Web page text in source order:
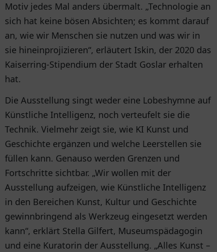
Motiv jedes Mal anders übermalt. „Technologie an
sich hat keine bösen Absichten; es kommt darauf
an, wie wir Menschen sie nutzen und was wir in
sie hineinprojizieren“, erläutert Iskin, der 2020 das
Kaiserring-Stipendium der Stadt Goslar erhalten
hat.
Die Ausstellung singt weder eine Lobeshymne auf
Künstliche Intelligenz, noch verteufelt sie die
Technik. Vielmehr zeigt sie, wie KI Kunst und
Geschichte ergänzen und welche Leerstellen sie
füllen kann. Genauso werden Grenzen und
Fortschritte sichtbar. „Wir wollen mit der
Ausstellung aufzeigen, wie Künstliche Intelligenz
in den Bereichen Kunst, Kultur und Geschichte
gewinnbringend als Werkzeug eingesetzt werden
kann“, erklärt Stella Gilfert, Museumspädagogin
und eine Kuratorin der Ausstellung. „Alles Kunst –